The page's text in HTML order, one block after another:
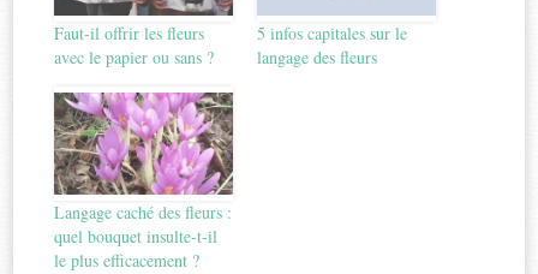
Faut-il offrir les fleurs
avec le papier ou sans ?
5 infos capitales sur le
langage des fleurs
Langage caché des fleurs :
quel bouquet insulte-t-il
le plus efficacement ?